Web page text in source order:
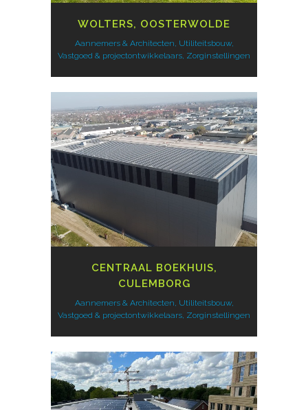
WOLTERS, OOSTERWOLDE
Aannemers & Architecten, Utiliteitsbouw,
Vastgoed & projectontwikkelaars, Zorginstellingen
CENTRAAL BOEKHUIS,
CULEMBORG
Aannemers & Architecten, Utiliteitsbouw,
Vastgoed & projectontwikkelaars, Zorginstellingen